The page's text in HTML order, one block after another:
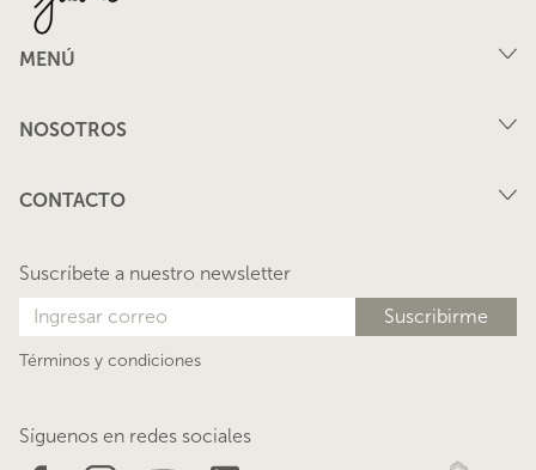
MENÚ
Nosotros
Blog
NOSOTROS
CONTACTO
Suscríbete a nuestro newsletter
Términos y condiciones
Síguenos en redes sociales